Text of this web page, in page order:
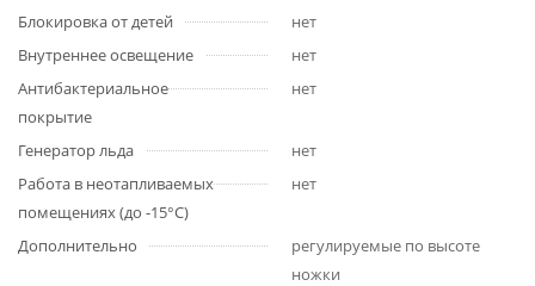
Блокировка от детей
нет
Внутреннее освещение
нет
Антибактериальное
покрытие
нет
Генератор льда
нет
Работа в неотапливаемых
помещениях (до -15°С)
нет
Дополнительно
регулируемые по высоте
ножки